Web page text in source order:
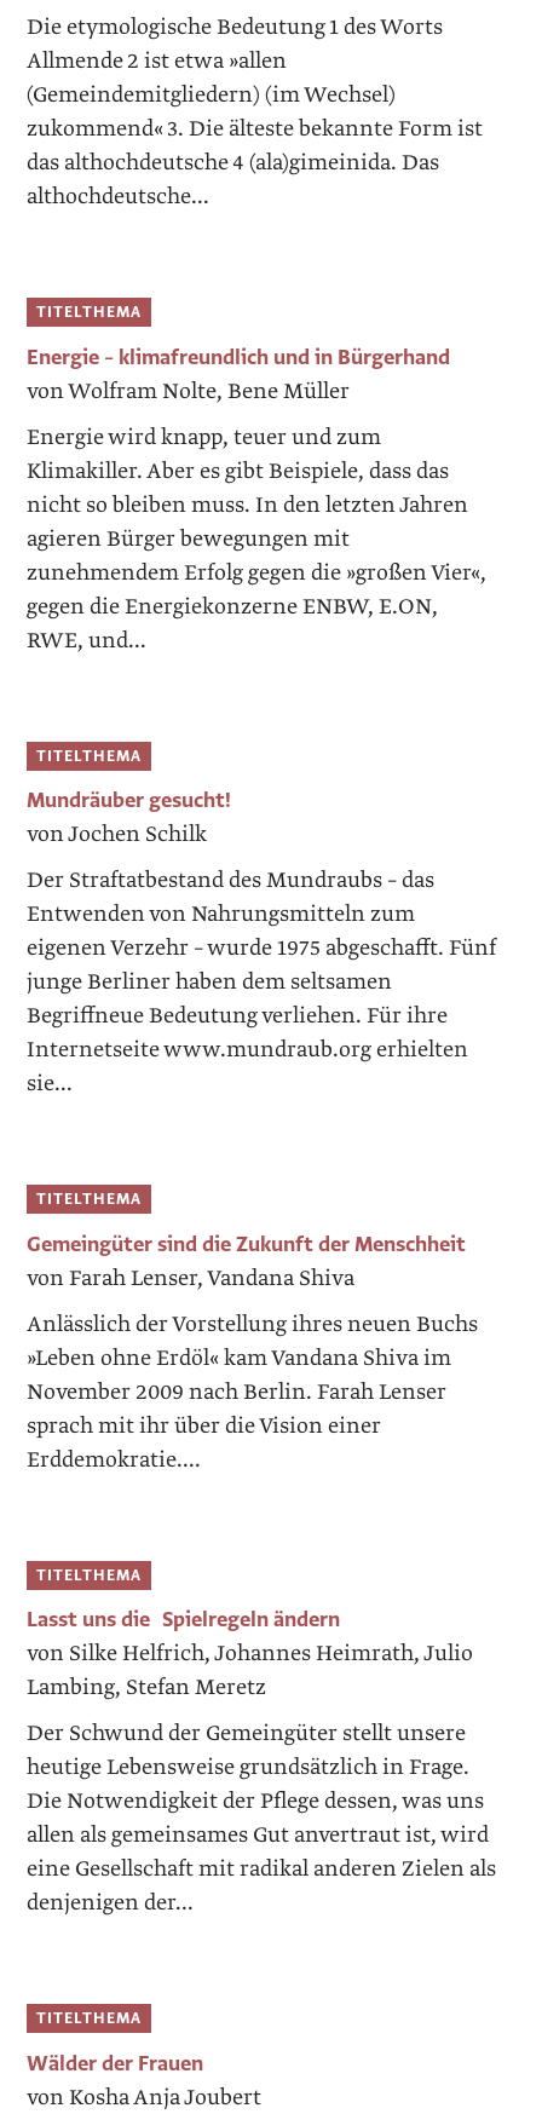
Die etymologische Bedeutung 1 des Worts
Allmende 2 ist etwa »allen
(Gemeindemitgliedern) (im Wechsel)
zukommend« 3. Die älteste bekannte Form ist
das althochdeutsche 4 (ala)gimeinida. Das
althochdeutsche...
TITELTHEMA
Energie – klimafreundlich und in Bürgerhand
von Wolfram Nolte, Bene Müller
Energie wird knapp, teuer und zum
Klimakiller. Aber es gibt Beispiele, dass das
nicht so bleiben muss. In den letzten Jahren
agieren Bürger bewegungen mit
zunehmendem Erfolg gegen die »großen Vier«,
gegen die Energiekonzerne ENBW, E.ON,
RWE, und...
TITELTHEMA
Mundräuber gesucht!
von Jochen Schilk
Der Straftatbestand des Mundraubs – das
Entwenden von Nahrungsmitteln zum
eigenen Verzehr – wurde 1975 abgeschafft. Fünf
junge Berliner haben dem seltsamen
Begriffneue Bedeutung verliehen. Für ihre
Internetseite www.mundraub.org erhielten
sie...
TITELTHEMA
Gemeingüter sind die Zukunft der Menschheit
von Farah Lenser, Vandana Shiva
Anlässlich der Vorstellung ihres neuen Buchs
»Leben ohne Erdöl« kam Vandana Shiva im
November 2009 nach Berlin. Farah Lenser
sprach mit ihr über die Vision einer
Erddemokratie....
TITELTHEMA
Lasst uns die Spielregeln ändern
von Silke Helfrich, Johannes Heimrath, Julio
Lambing, Stefan Meretz
Der Schwund der Gemeingüter stellt unsere
heutige Lebensweise grundsätzlich in Frage.
Die Notwendigkeit der Pflege dessen, was uns
allen als gemeinsames Gut anvertraut ist, wird
eine Gesellschaft mit radikal anderen Zielen als
denjenigen der...
TITELTHEMA
Wälder der Frauen
von Kosha Anja Joubert